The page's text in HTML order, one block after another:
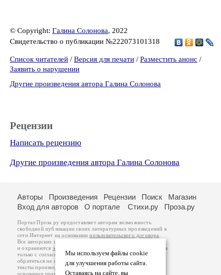
© Copyright: Галина Солонова, 2022
Свидетельство о публикации №222073101318
Список читателей / Версия для печати / Разместить анонс /
Заявить о нарушении
Другие произведения автора Галина Солонова
Рецензии
Написать рецензию
Другие произведения автора Галина Солонова
Мы используем файлы cookie
для улучшения работы сайта.
Оставаясь на сайте, вы
Авторы Произведения Рецензии Поиск
Магазин
Вход для авторов
О портале Стихи.ру Проза.ру
Портал Проза.ру предоставляет авторам возможность
свободной публикации своих литературных произведений в
сети Интернет на основаниипользовательского договора
Все авторские права на произведения принадлежат авторам
и охраняются законом
. Перепечатка произведений возможна
только с согласия его автора, к которому вы можете
обратиться на его авторской странице. Ответственность за
тексты произведений авторы несут самостоятельно на
основанииправил публикацииизаконодательства